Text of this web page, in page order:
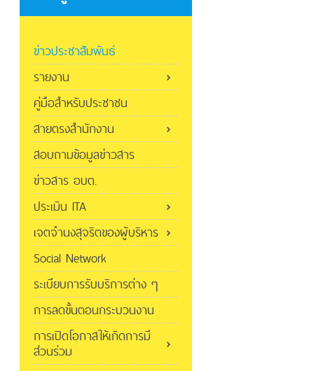
ข่าวประชาสัมพันธ์
รายงาน
คู่มือสำหรับประชาชน
สายตรงสำนักงาน
สอบถามข้อมูลข่าวสาร
ข่าวสาร อบต.
ประเมิน ITA
เจตจำนงสุจริตของผู้บริหาร
Social Network
ระเบียบการรับบริการต่าง ๆ
การลดขั้นตอนกระบวนงาน
การเปิดโอกาสให้เกิดการมี
ส่วนร่วม